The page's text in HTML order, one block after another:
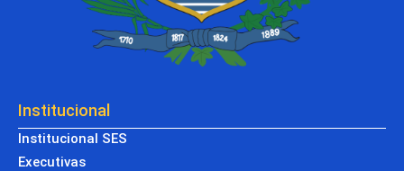
Institucional
Institucional SES
Executivas